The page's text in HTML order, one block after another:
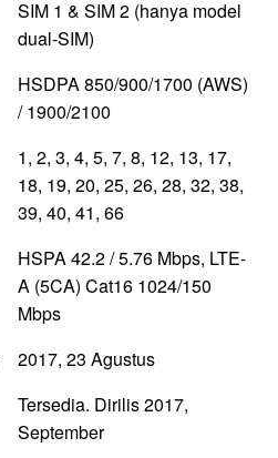
SIM 1 & SIM 2 (hanya model
dual-SIM)
HSDPA 850/900/1700 (AWS)
/ 1900/2100
1, 2, 3, 4, 5, 7, 8, 12, 13, 17,
18, 19, 20, 25, 26, 28, 32, 38,
39, 40, 41, 66
HSPA 42.2 / 5.76 Mbps, LTE-
A (5CA) Cat16 1024/150
Mbps
2017, 23 Agustus
Tersedia. Dirilis 2017,
September